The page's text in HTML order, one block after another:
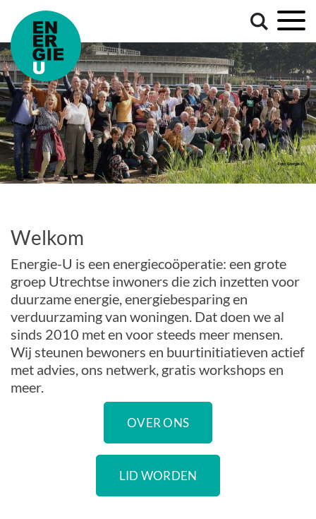
Welkom
Energie-U is een energiecoöperatie: een grote
groep Utrechtse inwoners die zich inzetten voor
duurzame energie, energiebesparing en
verduurzaming van woningen. Dat doen we al
sinds 2010 met en voor steeds meer mensen.
Wij steunen bewoners en buurtinitiatieven actief
met advies, ons netwerk, gratis workshops en
meer.
OVER ONS
LID WORDEN